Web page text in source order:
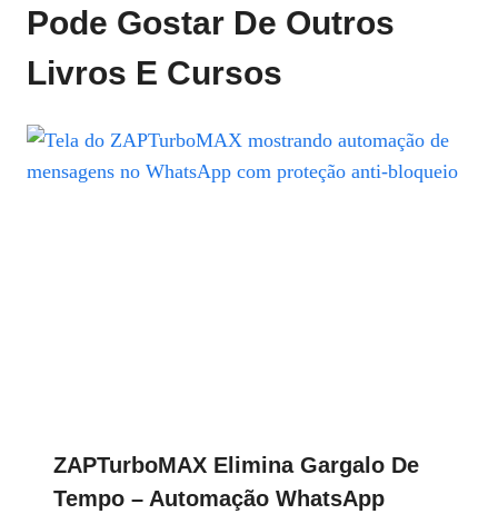
Pode Gostar De Outros
Livros E Cursos
ZAPTurboMAX Elimina Gargalo De
Tempo – Automação WhatsApp